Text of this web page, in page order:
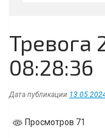
Тревога
08:28:36
Дата публикации
Просмотров 71